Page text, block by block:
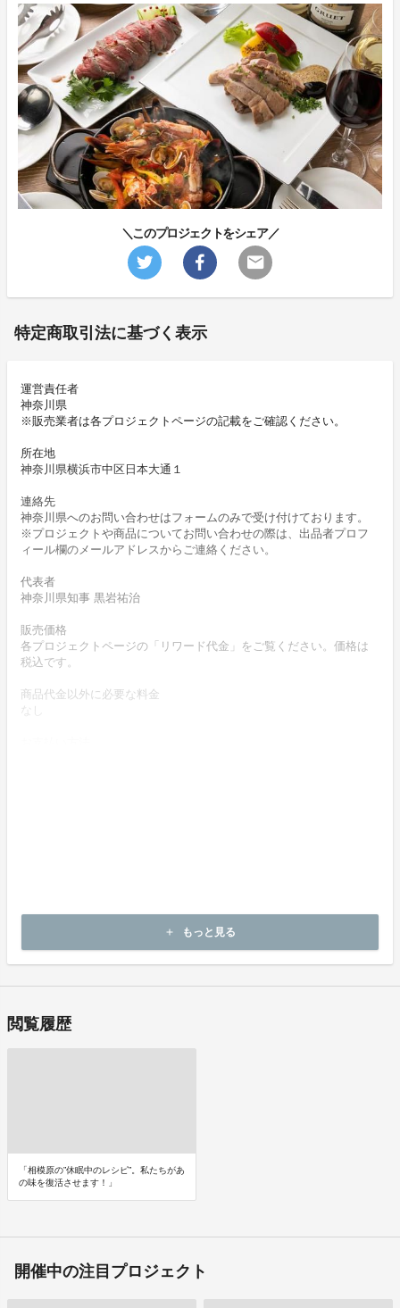
＼このプロジェクトをシェア／
特定商取引法に基づく表示
運営責任者
神奈川県
※販売業者は各プロジェクトページの記載をご確認ください。
所在地
神奈川県横浜市中区日本大通１
連絡先
神奈川県へのお問い合わせはフォームのみで受け付けております。
※プロジェクトや商品についてお問い合わせの際は、出品者プロフ
ィール欄のメールアドレスからご連絡ください。
代表者
神奈川県知事 黒岩祐治
販売価格
各プロジェクトページの「リワード代金」をご覧ください。価格は
税込です。
商品代金以外に必要な料金
なし
キャンセルはできません。
決済完了後の返金は一切できません。
add もっと見る
閲覧履歴
「相模原の”休眠中のレシピ”。私たちがあ
の味を復活させます！」
開催中の注目プロジェクト